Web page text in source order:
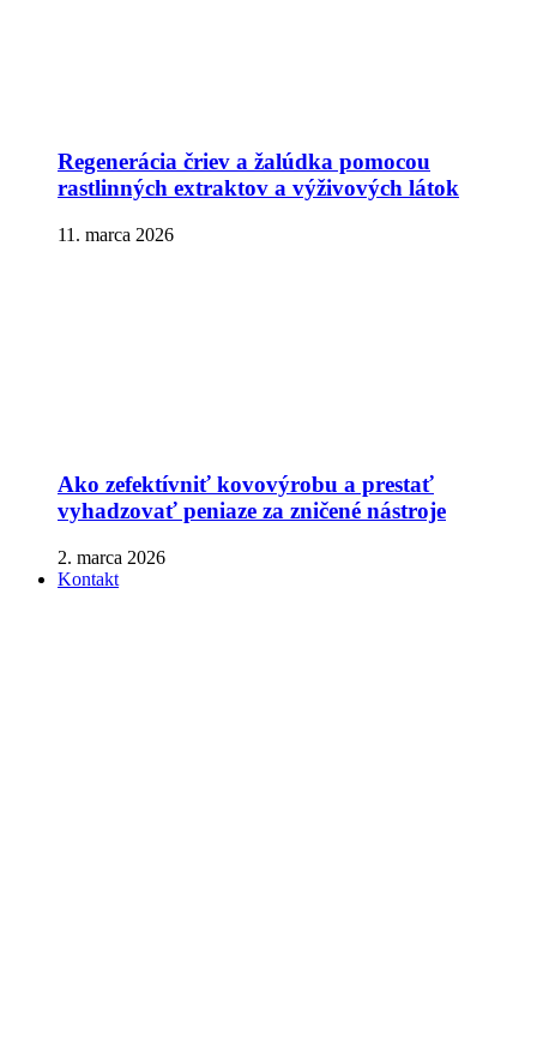
Regenerácia čriev a žalúdka pomocou
rastlinných extraktov a výživových látok
11. marca 2026
Ako zefektívniť kovovýrobu a prestať
vyhadzovať peniaze za zničené nástroje
2. marca 2026
Kontakt